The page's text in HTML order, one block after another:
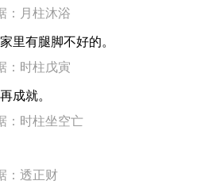
：月柱沐浴
里有腿脚不好的。
：时柱戊寅
成就。
：时柱坐空亡
：透正财